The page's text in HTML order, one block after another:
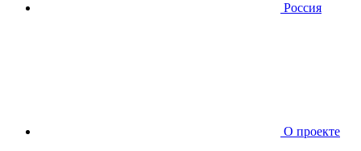
Россия
О проекте